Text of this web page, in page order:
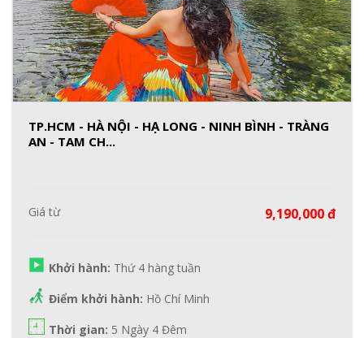
TP.HCM - HÀ NỘI - HẠ LONG - NINH BÌNH - TRÀNG
AN - TAM CH...
Giá từ 9,190,000 đ
Khởi hành: Thứ 4 hàng tuần
Điểm khởi hành: Hồ Chí Minh
Thời gian: 5 Ngày 4 Đêm